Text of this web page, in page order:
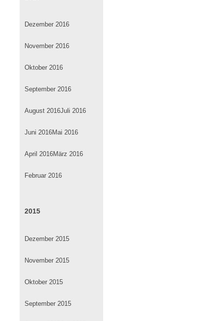
Dezember 2016
November 2016
Oktober 2016
September 2016
August 2016Juli 2016
Juni 2016Mai 2016
April 2016März 2016
Februar 2016
2015
Dezember 2015
November 2015
Oktober 2015
September 2015